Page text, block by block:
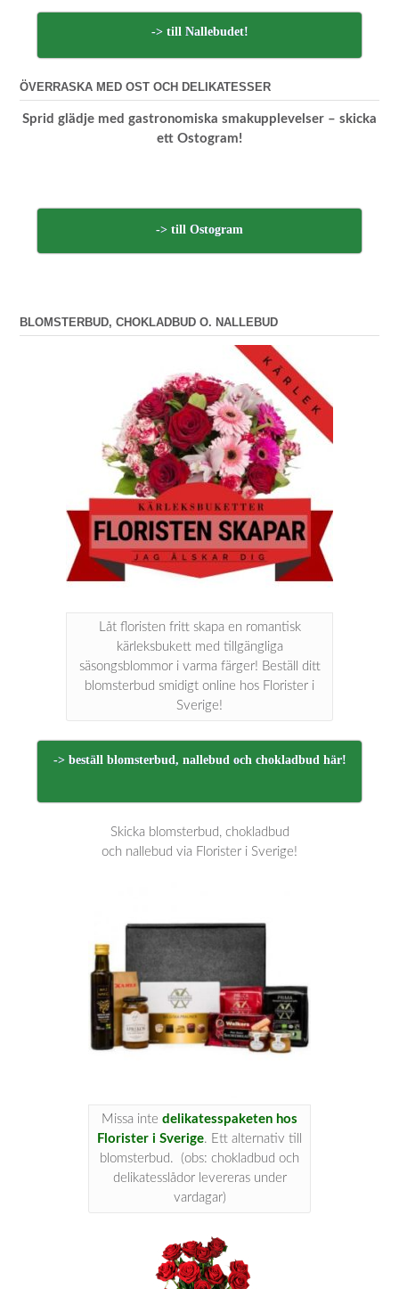
-> till Nallebudet!
ÖVERRASKA MED OST OCH DELIKATESSER
Sprid glädje med gastronomiska smakupplevelser – skicka
ett Ostogram!
-> till Ostogram
BLOMSTERBUD, CHOKLADBUD O. NALLEBUD
Låt floristen fritt skapa en romantisk
kärleksbukett med tillgängliga
säsongsblommor i varma färger! Beställ ditt
blomsterbud smidigt online hos Florister i
Sverige!
-> beställ blomsterbud, nallebud och chokladbud här!
Skicka blomsterbud, chokladbud
och nallebud via Florister i Sverige!
Missa inte delikatesspaketen hos
Florister i Sverige. Ett alternativ till
blomsterbud. (obs: chokladbud och
delikatesslådor levereras under
vardagar)